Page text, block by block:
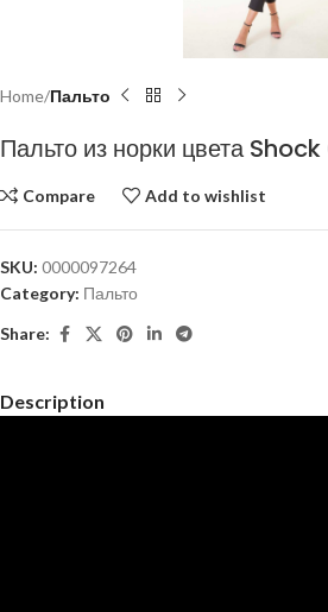
Home Пальто
Пальто из норки цвета
Compare Add to wishlist
SKU: 0000097264
Category: Пальто
Share:
Description